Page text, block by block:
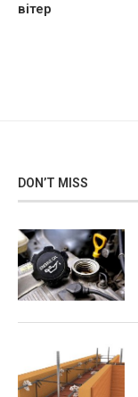
вітер
DON’T MISS